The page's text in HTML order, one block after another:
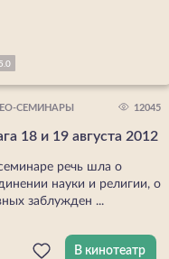
5.0
СЕМИНАРЫ 12045
18 и 19 августа 2012
речь шла о
науки и религии, о
заблужден ...
В кинотеатр